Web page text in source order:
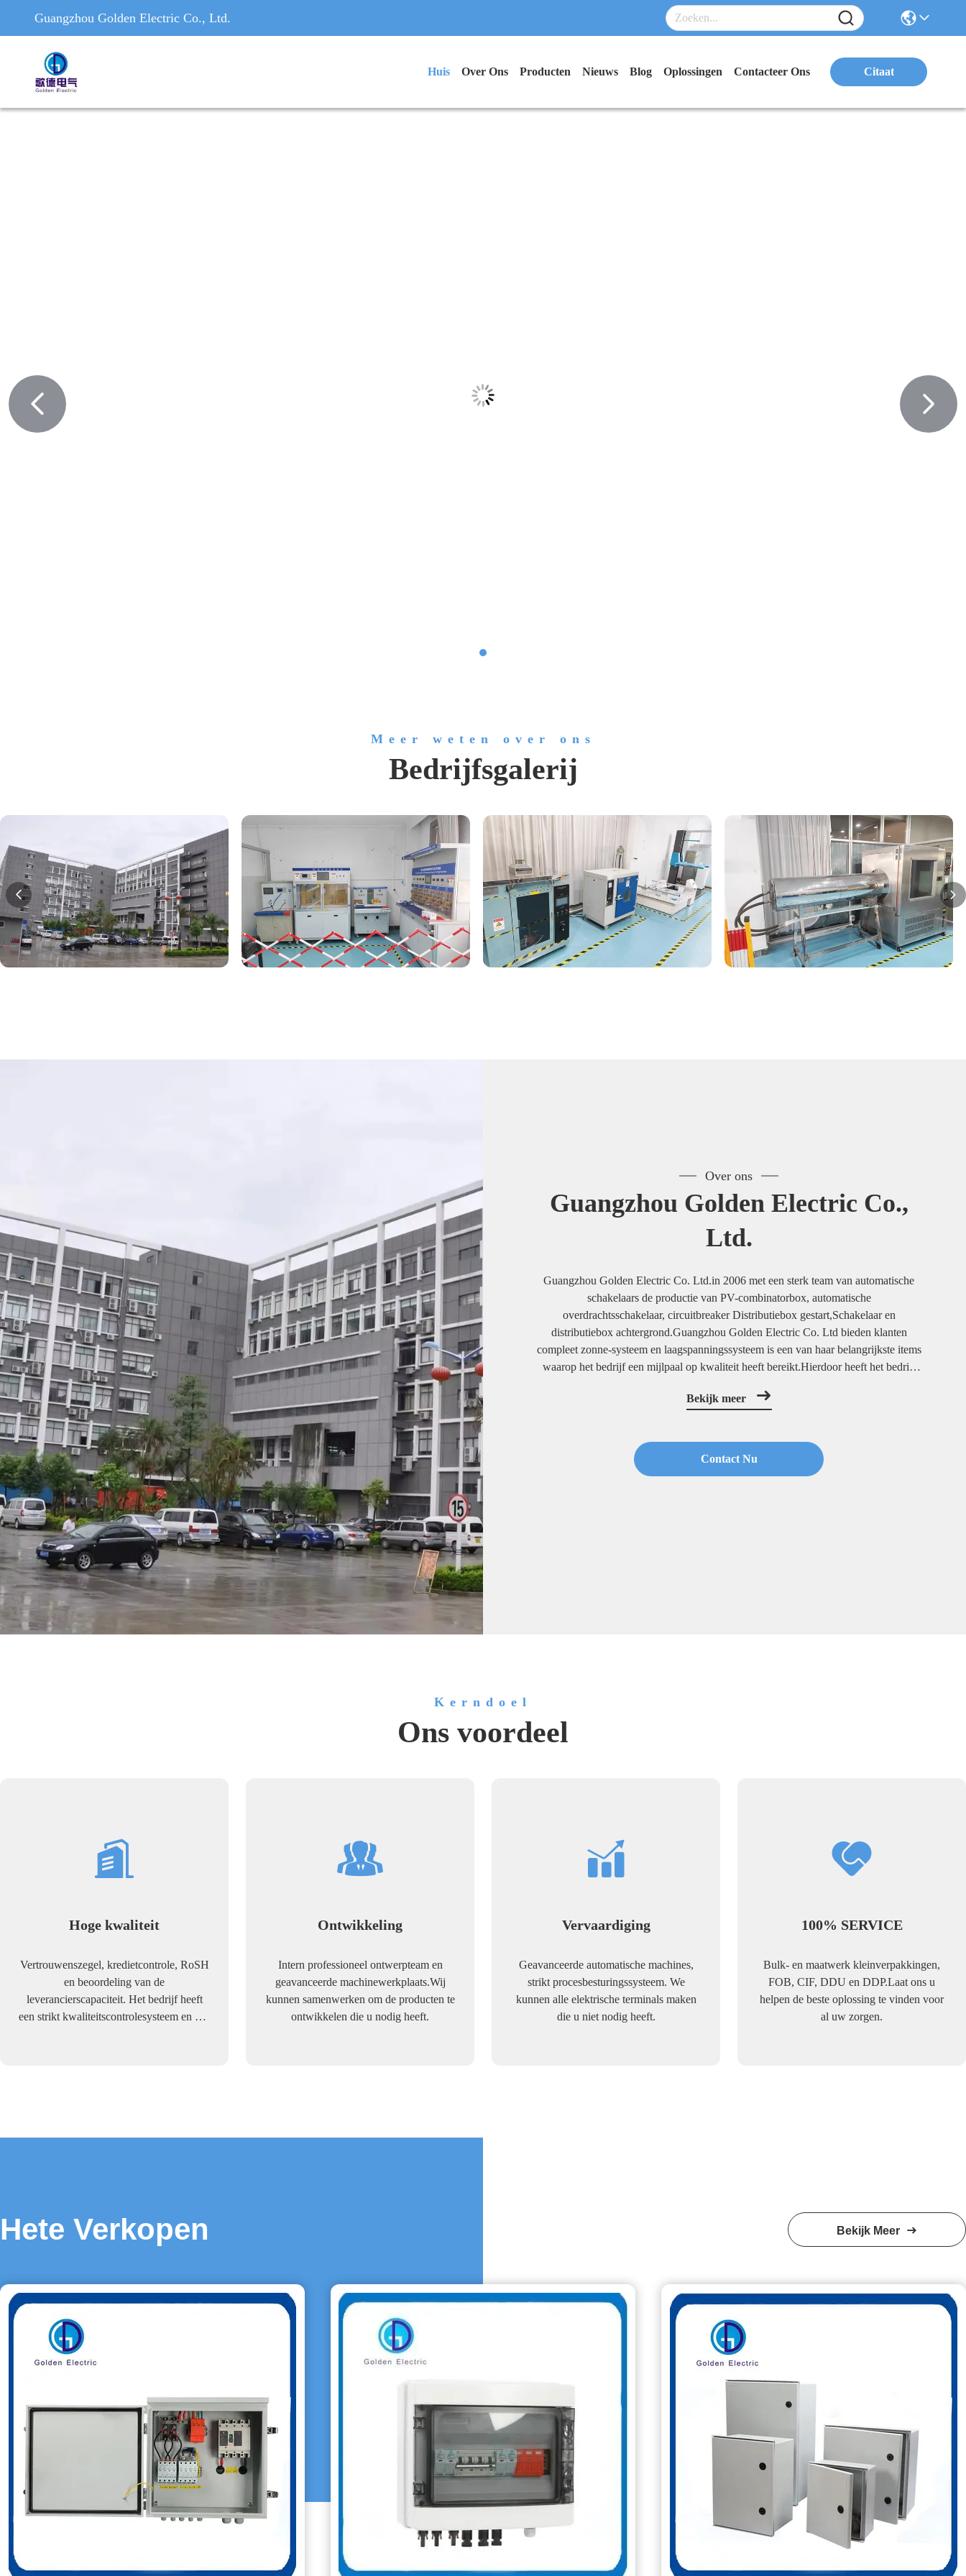
Guangzhou Golden Electric Co., Ltd.
Huis Over Ons Producten Nieuws Blog Oplossingen Contacteer Ons Citaat
Meer weten over ons
Bedrijfsgalerij
Over ons
Guangzhou Golden Electric Co.,
Ltd.
Guangzhou Golden Electric Co. Ltd.in 2006 met een sterk team van automatische
schakelaars de productie van PV-combinatorbox, automatische
overdrachtsschakelaar, circuitbreaker Distributiebox gestart,Schakelaar en
distributiebox achtergrond.Guangzhou Golden Electric Co. Ltd bieden klanten
compleet zonne-systeem en laagspanningssysteem is een van haar belangrijkste items
waarop het bedrijf een mijlpaal op kwaliteit heeft bereikt.Hierdoor heeft het bedrijf
Bekijk meer
Contact Nu
Kerndoel
Ons voordeel
Hoge kwaliteit
Vertrouwenszegel, kredietcontrole, RoSH
en beoordeling van de
leverancierscapaciteit. Het bedrijf heeft
een strikt kwaliteitscontrolesysteem en een
Ontwikkeling
Intern professioneel ontwerpteam en
geavanceerde machinewerkplaats.Wij
kunnen samenwerken om de producten te
ontwikkelen die u nodig heeft.
Vervaardiging
Geavanceerde automatische machines,
strikt procesbesturingssysteem. We
kunnen alle elektrische terminals maken
die u niet nodig heeft.
100% SERVICE
Bulk- en maatwerk kleinverpakkingen,
FOB, CIF, DDU en DDP.Laat ons u
helpen de beste oplossing te vinden voor
al uw zorgen.
Hete Verkopen Bekijk Meer